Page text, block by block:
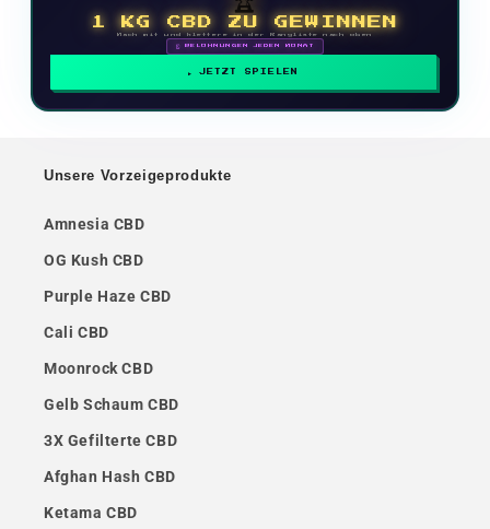
1 KG CBD ZU GEWINNEN
Mach mit und klettere in der Rangliste nach oben
🗓 BELOHNUNGEN JEDEN MONAT
JETZT SPIELEN
Unsere Vorzeigeprodukte
Amnesia CBD
OG Kush CBD
Purple Haze CBD
Cali CBD
Moonrock CBD
Gelb Schaum CBD
3X Gefilterte CBD
Afghan Hash CBD
Ketama CBD